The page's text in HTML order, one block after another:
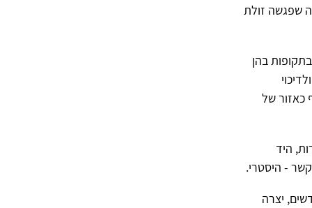
שפגשה זולת
בהן
כאזור של
היד
- היסטרי.
יצרה